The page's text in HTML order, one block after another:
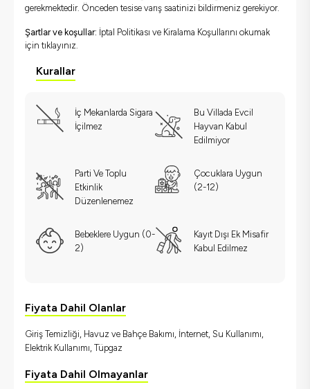
gerekmektedir. Önceden tesise varış saatinizi bildirmeniz gerekiyor.
Şartlar ve koşullar: İptal Politikası ve Kiralama Koşullarını okumak
için tıklayınız.
Kurallar
İç Mekanlarda Sigara
İçilmez
Bu Villada Evcil
Hayvan Kabul
Edilmiyor
Parti Ve Toplu
Etkinlik
Düzenlenemez
Çocuklara Uygun
(2-12)
Bebeklere Uygun (0-
2)
Kayıt Dışı Ek Misafir
Kabul Edilmez
Fiyata Dahil Olanlar
Giriş Temizliği, Havuz ve Bahçe Bakımı, İnternet, Su Kullanımı,
Elektrik Kullanımı, Tüpgaz
Fiyata Dahil Olmayanlar